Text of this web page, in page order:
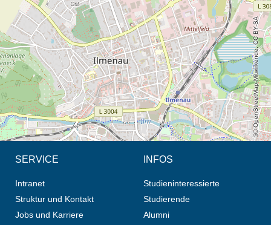
© OpenStreetMap-Mitwirkende, CC BY-SA
SERVICE
Intranet
Struktur und Kontakt
Jobs und Karriere
INFOS
Studieninteressierte
Studierende
Alumni